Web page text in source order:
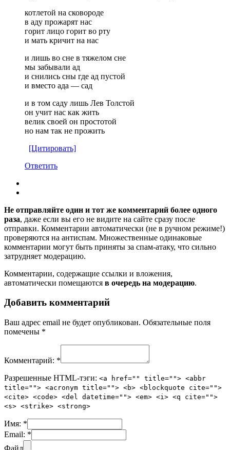
котлетой на сковороде
в аду прожарят нас
горит лицо горит во рту
и мать кричит на нас
и лишь во сне в тяжелом сне
мы забывали ад
и снились сны где ад пустой
и вместо ада — сад
и в том саду лишь Лев Толстой
он учит нас как жить
велик своей он простотой
но нам так не прожить
[Цитировать]
Ответить
Не отправляйте один и тот же комментарий более одного
раза, даже если вы его не видите на сайте сразу после
отправки. Комментарии автоматически (не в ручном режиме!)
проверяются на антиспам. Множественные одинаковые
комментарии могут быть приняты за спам-атаку, что сильно
затрудняет модерацию.
Комментарии, содержащие ссылки и вложения,
автоматически помещаются в очередь на модерацию.
Добавить комментарий
Ваш адрес email не будет опубликован. Обязательные поля
помечены *
Комментарий: *
Разрешенные HTML-тэги: <a href="" title=""> <abbr
title=""> <acronym title=""> <b> <blockquote cite="">
<cite> <code> <del datetime=""> <em> <i> <q cite="">
<s> <strike> <strong>
Имя: *
Email: *
Файл